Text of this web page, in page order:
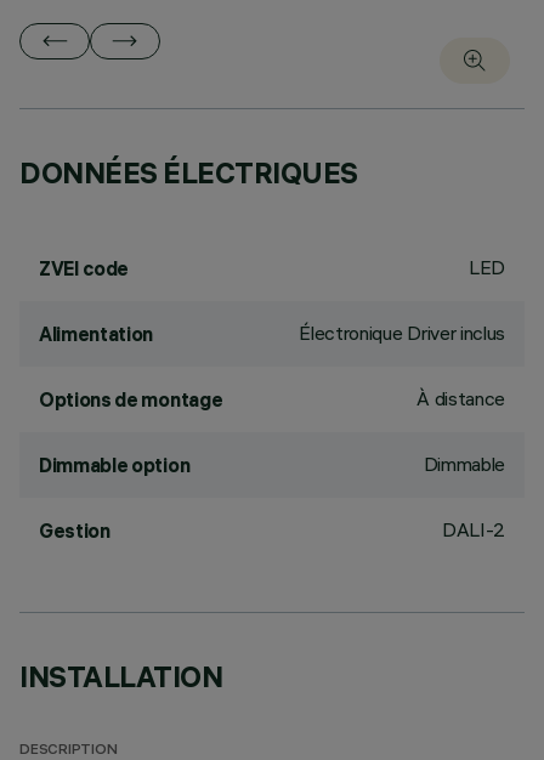
DONNÉES ÉLECTRIQUES
ZVEI code LED
Alimentation Électronique Driver inclus
Options de montage À distance
Dimmable option Dimmable
Gestion DALI-2
INSTALLATION
DESCRIPTION